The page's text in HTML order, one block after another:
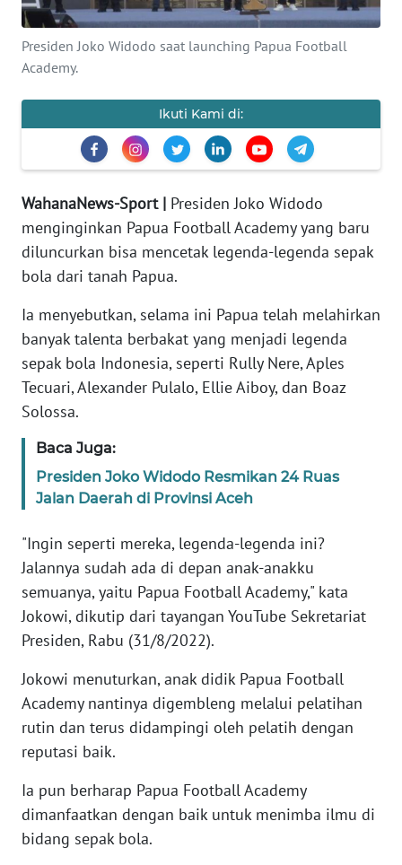
Presiden Joko Widodo saat launching Papua Football
Academy.
Ikuti Kami di:
WahanaNews-Sport | Presiden Joko Widodo
menginginkan Papua Football Academy yang baru
diluncurkan bisa mencetak legenda-legenda sepak
bola dari tanah Papua.
Ia menyebutkan, selama ini Papua telah melahirkan
banyak talenta berbakat yang menjadi legenda
sepak bola Indonesia, seperti Rully Nere, Aples
Tecuari, Alexander Pulalo, Ellie Aiboy, dan Boaz
Solossa.
Baca Juga:
Presiden Joko Widodo Resmikan 24 Ruas
Jalan Daerah di Provinsi Aceh
"Ingin seperti mereka, legenda-legenda ini?
Jalannya sudah ada di depan anak-anakku
semuanya, yaitu Papua Football Academy," kata
Jokowi, dikutip dari tayangan YouTube Sekretariat
Presiden, Rabu (31/8/2022).
Jokowi menuturkan, anak didik Papua Football
Academy nantinya digembleng melalui pelatihan
rutin dan terus didampingi oleh pelatih dengan
reputasi baik.
Ia pun berharap Papua Football Academy
dimanfaatkan dengan baik untuk menimba ilmu di
bidang sepak bola.
WAHANA
TRAVEL
SPORT
UMKM
WAHANA
SELEB
WAHANA
PERSONA
WAHANA
OTOMOTIF
WAHANA
HEALTH
WAHANA
DESA
WISATA
MAWAKA
MARTABAT
NET
FORJASIDA
TAMBANG
NEWS